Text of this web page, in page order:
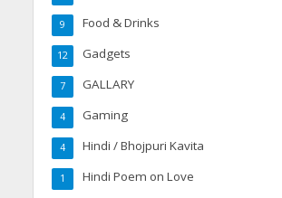
Food & Drinks
9
Gadgets
12
GALLARY
7
Gaming
4
Hindi / Bhojpuri Kavita
4
Hindi Poem on Love
1